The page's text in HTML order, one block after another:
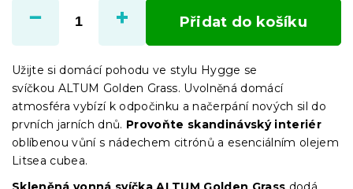
cena:
Přidat do košíku
Užijte si domácí pohodu ve stylu Hygge se
svíčkou ALTUM Golden Grass. Uvolněná domácí
atmosféra vybízí k odpočinku a načerpání nových sil do
prvních jarních dnů. Provoňte skandinávský interiér
oblíbenou vůní s nádechem citrónů a esenciálním olejem
Litsea cubea.